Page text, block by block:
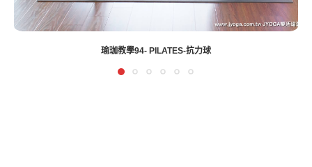
美味生活HOWLIVING百變過生活-瑜伽舒展塑出小蠻腰